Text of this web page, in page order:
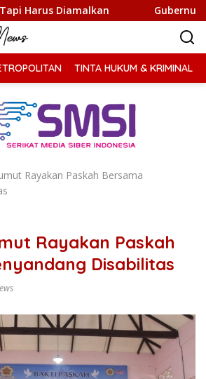
Gubernur Bobby Nasution
TINTA HUKUM & KRIMINAL
Rayakan Paskah Bersama
Rayakan Paskah
Disabilitas